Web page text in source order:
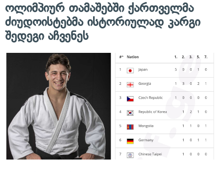
ოლიმპიურ თამაშებში ქართველმა
ძიუდოისტებმა ისტორიულად კარგი
შედეგი აჩვენეს